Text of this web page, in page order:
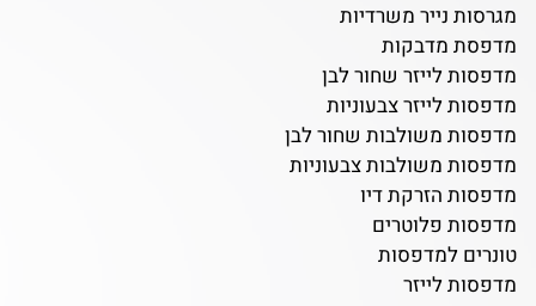
מגרסות נייר משרדיות
מדפסת מדבקות
מדפסות לייזר שחור לבן
מדפסות לייזר צבעוניות
מדפסות משולבות שחור לבן
מדפסות משולבות צבעוניות
מדפסות הזרקת דיו
מדפסות פלוטרים
טונרים למדפסות
מדפסות לייזר